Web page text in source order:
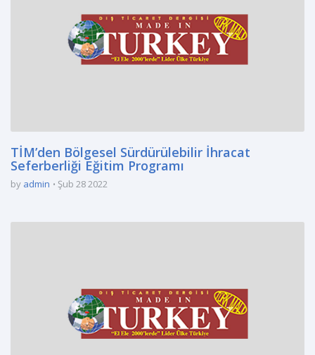
TİM’den Bölgesel Sürdürülebilir İhracat
Seferberliği Eğitim Programı
by admin Şub 28 2022